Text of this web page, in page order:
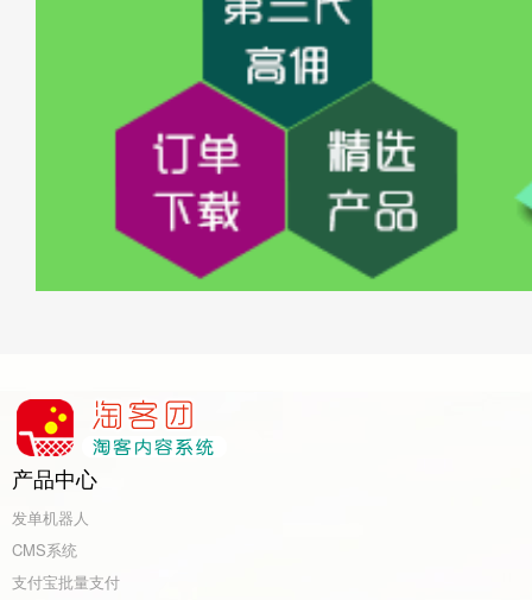
产品中心
发单机器人
CMS系统
支付宝批量支付